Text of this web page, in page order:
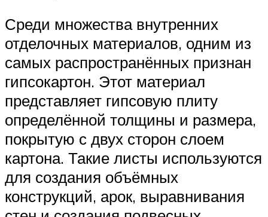
Среди множества внутренних
отделочных материалов, одним из
самых распространённых признан
гипсокартон. Этот материал
представляет гипсовую плиту
определённой толщины и размера,
покрытую с двух сторон слоем
картона. Такие листы используются
для создания объёмных
конструкций, арок, выравнивания